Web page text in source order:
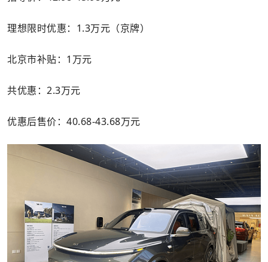
理想限时优惠：1.3万元（京牌）
北京市补贴：1万元
共优惠：2.3万元
优惠后售价：40.68-43.68万元